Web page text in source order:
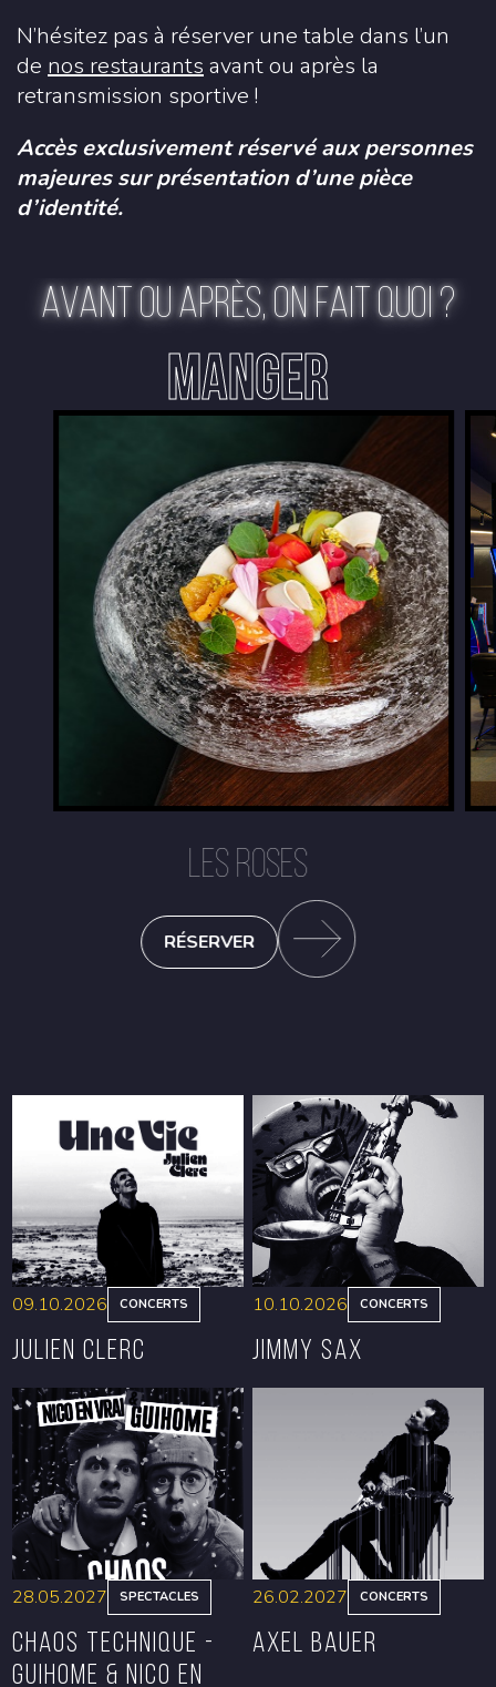
N’hésitez pas à réserver une table dans l’un
de nos restaurants avant ou après la
retransmission sportive !
Accès exclusivement réservé aux personnes
majeures sur présentation d’une pièce
d’identité.
AVANT OU APRÈS, ON FAIT QUOI ?
MANGER
LES ROSES
RÉSERVER
RÉSERVER
09.10.2026 CONCERTS
Julien Clerc
RÉSERVER
10.10.2026 CONCERTS
Jimmy Sax
28.05.2027 SPECTACLES
CHAOS TECHNIQUE -
GUIHOME & NICO EN
26.02.2027 CONCERTS
Axel Bauer